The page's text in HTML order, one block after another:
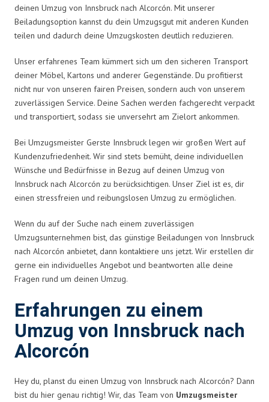
deinen Umzug von Innsbruck nach Alcorcón. Mit unserer
Beiladungsoption kannst du dein Umzugsgut mit anderen Kunden
teilen und dadurch deine Umzugskosten deutlich reduzieren.
Unser erfahrenes Team kümmert sich um den sicheren Transport
deiner Möbel, Kartons und anderer Gegenstände. Du profitierst
nicht nur von unseren fairen Preisen, sondern auch von unserem
zuverlässigen Service. Deine Sachen werden fachgerecht verpackt
und transportiert, sodass sie unversehrt am Zielort ankommen.
Bei Umzugsmeister Gerste Innsbruck legen wir großen Wert auf
Kundenzufriedenheit. Wir sind stets bemüht, deine individuellen
Wünsche und Bedürfnisse in Bezug auf deinen Umzug von
Innsbruck nach Alcorcón zu berücksichtigen. Unser Ziel ist es, dir
einen stressfreien und reibungslosen Umzug zu ermöglichen.
Wenn du auf der Suche nach einem zuverlässigen
Umzugsunternehmen bist, das günstige Beiladungen von Innsbruck
nach Alcorcón anbietet, dann kontaktiere uns jetzt. Wir erstellen dir
gerne ein individuelles Angebot und beantworten alle deine
Fragen rund um deinen Umzug.
Erfahrungen zu einem
Umzug von Innsbruck nach
Alcorcón
Hey du, planst du einen Umzug von Innsbruck nach Alcorcón? Dann
bist du hier genau richtig! Wir, das Team von Umzugsmeister